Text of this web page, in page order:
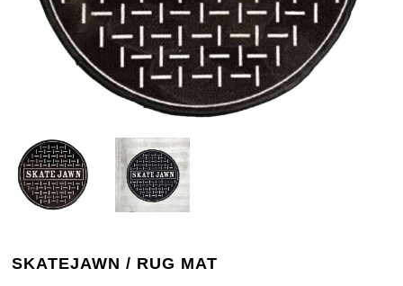
SKATEJAWN / RUG MAT